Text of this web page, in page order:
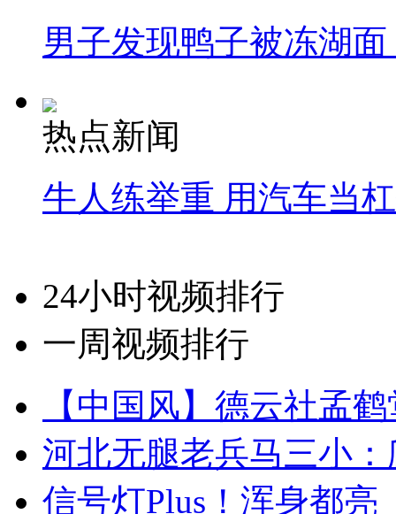
男子发现鸭子被冻湖
热点新闻
牛人练举重 用汽车当
24小时视频排行
一周视频排行
【中国风】德云社孟
河北无腿老兵马三小
信号灯Plus！浑身都亮